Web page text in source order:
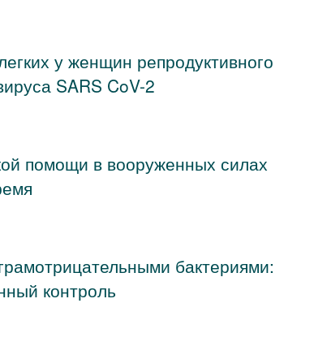
у женщин репродуктивного
SARS CoV-2
помощи в вооруженных силах
бактериями:
контроль